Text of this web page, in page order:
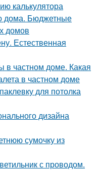
калькулятора
дома. Бюджетные
домов
Естественная
в частном доме. Какая
в частном доме
для потолка
дизайна
сумочку из
с проводом.